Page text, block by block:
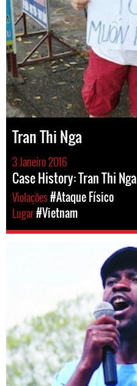
Tran Thi Nga
3 Janeiro 2016
Case History: Tran Thi Nga
Violações#Ataque Físico
Lugar#Vietnam